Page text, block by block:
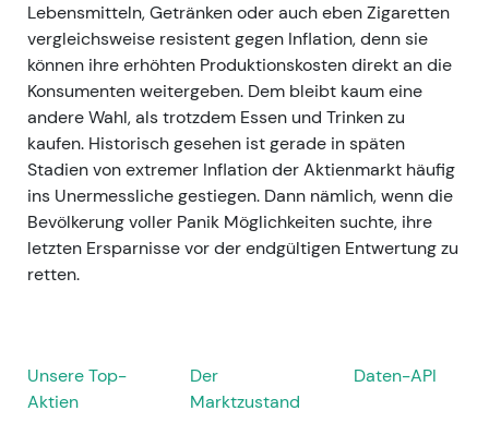
Lebensmitteln, Getränken oder auch eben Zigaretten
vergleichsweise resistent gegen Inflation, denn sie
können ihre erhöhten Produktionskosten direkt an die
Konsumenten weitergeben. Dem bleibt kaum eine
andere Wahl, als trotzdem Essen und Trinken zu
kaufen. Historisch gesehen ist gerade in späten
Stadien von extremer Inflation der Aktienmarkt häufig
ins Unermessliche gestiegen. Dann nämlich, wenn die
Bevölkerung voller Panik Möglichkeiten suchte, ihre
letzten Ersparnisse vor der endgültigen Entwertung zu
retten.
Unsere Top-
Aktien
Der
Marktzustand
Daten-API